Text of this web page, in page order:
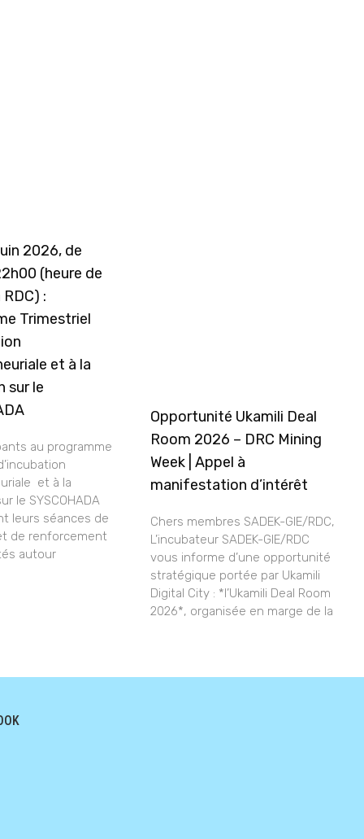
2026, de
(heure de
RDC) :
Trimestriel
et à la
sur le
au programme
et à la
le SYSCOHADA
leurs séances de
de renforcement
autour
Opportunité Ukamili Deal
Room 2026 – DRC Mining
Week | Appel à
manifestation d’intérêt
Chers membres SADEK-GIE/RDC,
L’incubateur SADEK-GIE/RDC
vous informe d’une opportunité
stratégique portée par Ukamili
Digital City : *l’Ukamili Deal Room
2026*, organisée en marge de la